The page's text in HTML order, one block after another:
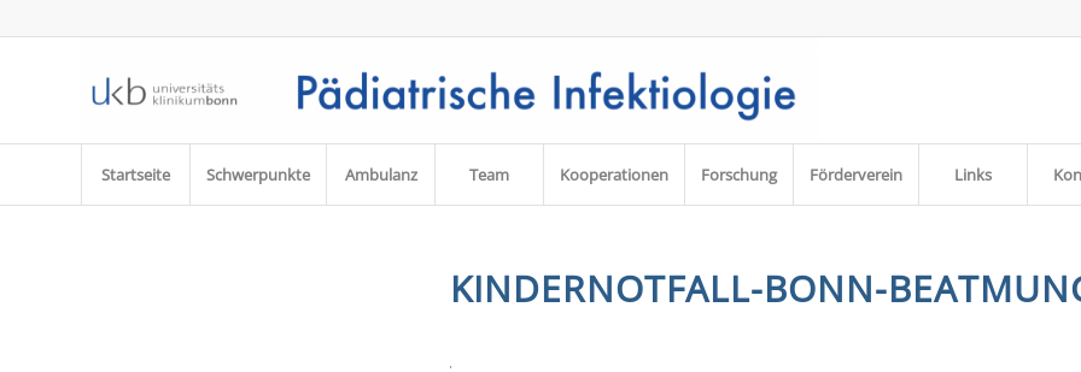
Startseite Schwerpunkte Ambulanz Team Kooperationen Forschung Förderverein Links
KINDERNOTFALL-BONN-